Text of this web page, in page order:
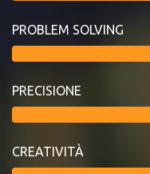
PROBLEM SOLVING
PRECISIONE
CREATIVITÀ